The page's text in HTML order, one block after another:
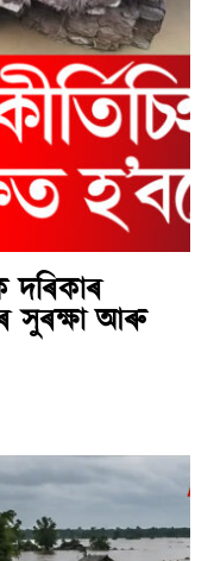
দৰিকাৰ
সুৰক্ষা আৰু